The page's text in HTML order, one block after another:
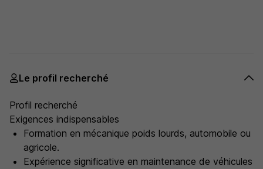
Le profil recherché
Profil recherché
Exigences indispensables
Formation en mécanique poids lourds, automobile ou
agricole.
Expérience significative en maintenance de véhicules